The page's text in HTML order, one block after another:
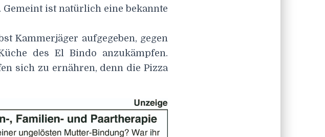
ist natürlich eine bekannte
Kammerjäger aufgegeben, gegen
des El Bindo anzukämpfen.
sich zu ernähren, denn die Pizza